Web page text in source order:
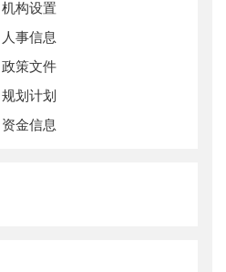
机构设置
人事信息
政策文件
规划计划
资金信息